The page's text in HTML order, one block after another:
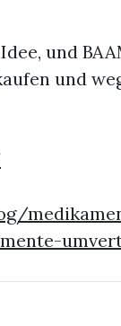
und
und